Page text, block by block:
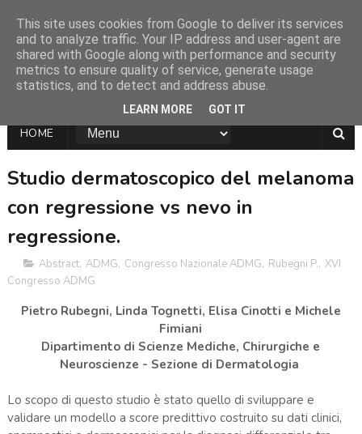
HOME
Studio dermatoscopico del melanoma
con regressione vs nevo in
regressione.
Abstract, ADMG, Congresso Nazionale ADMG, Rubegni P., XVI
Congresso ADMG
Pietro Rubegni, Linda Tognetti, Elisa Cinotti e Michele
Fimiani
Dipartimento di Scienze Mediche, Chirurgiche e
Neuroscienze - Sezione di Dermatologia
Lo scopo di questo studio è stato quello di sviluppare e
validare un modello a score predittivo costruito su dati clinici,
This site uses cookies from Google to deliver its services
and to analyze traffic. Your IP address and user-agent are
shared with Google along with performance and security
metrics to ensure quality of service, generate usage
statistics, and to detect and address abuse.
LEARN MORE GOT IT